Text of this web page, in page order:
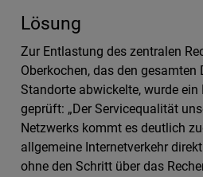
Lösung
Zur Entlastung des zentralen
Oberkochen, das den gesamten
Standorte abwickelte, wurde
geprüft: „Der Servicequalität
Netzwerks kommt es deutlich
allgemeine Internetverkehr
ohne den Schritt über das